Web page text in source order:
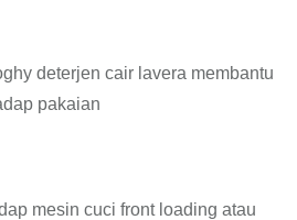
deterjen cair lavera membantu
pakaian
mesin cuci front loading atau